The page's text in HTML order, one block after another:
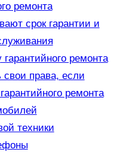
ремонта
срок гарантии и
ремонта
права, если
ремонта
техники